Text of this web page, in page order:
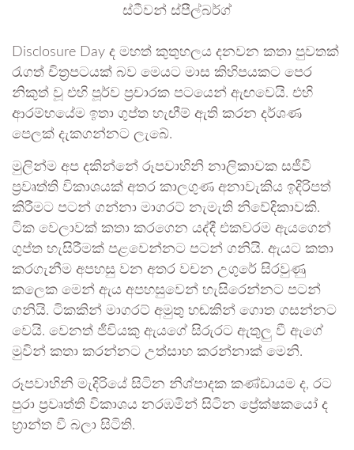
ස්ටීවන් ස්පීල්බර්ග්
Disclosure Day ද මහත් කුතුහලය දනවන කතා පුවතක්
රැගත් චිත්‍රපටයක් බව මෙයට මාස කිහිපයකට පෙර
නිකුත් වූ එහි පූර්ව ප්‍රචාරක පටයෙන් ඇඟවෙයි. එහි
ආරම්භයේම ඉතා ගුප්ත හැඟීම් ඇති කරන දර්ශණ
පෙලක් දැකගන්නට ලැබේ.
මුලින්ම අප දකින්නේ රූපවාහිනි නාලිකාවක සජීවි
ප්‍රවෘත්ති විකාශයක් අතර කාලගුණ අනාවැකිය ඉදිරිපත්
කිරීමට පටන් ගන්නා මාගරට් නැමැති නිවේදිකාවකි.
ටික වෙලාවක් කතා කරගෙන යද්දී එකවරම ඇයගෙන්
ගුප්ත හැසිරීමක් පළවෙන්නට පටන් ගනියි. ඇයට කතා
කරගැනීම අපහසු වන අතර වචන උගුරේ සිරවුණු
කලෙක මෙන් ඇය අපහසුවෙන් හැසිරෙන්නට පටන්
ගනියි. ටිකකින් මාගරට් අමුතු හඬකින් ගොත ගසන්නට
වෙයි. වෙනත් ජීවියකු ඇයගේ සිරුරට ඇතුලු වී ඇගේ
මුවින් කතා කරන්නට උත්සාහ කරන්නාක් මෙනි.
රූපවාහිනි මැදිරියේ සිටින නිශ්පාදක කණ්ඩායම ද, රට
පුරා ප්‍රවෘත්ති විකාශය නරඹමින් සිටින ප්‍රේක්ෂකයෝ ද
භ්‍රාන්ත වී බලා සිටිති.